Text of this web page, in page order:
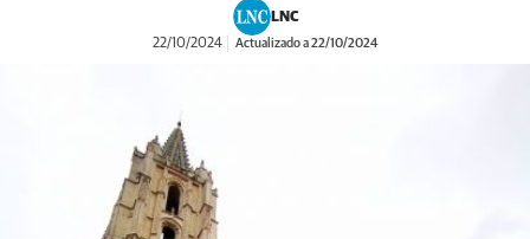
LNC
22/10/2024 Actualizado a 22/10/2024